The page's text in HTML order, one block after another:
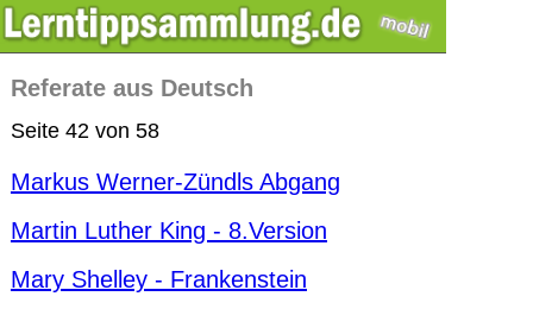
Referate aus Deutsch
Seite 42 von 58
Markus Werner-Zündls Abgang
Martin Luther King - 8.Version
Mary Shelley - Frankenstein